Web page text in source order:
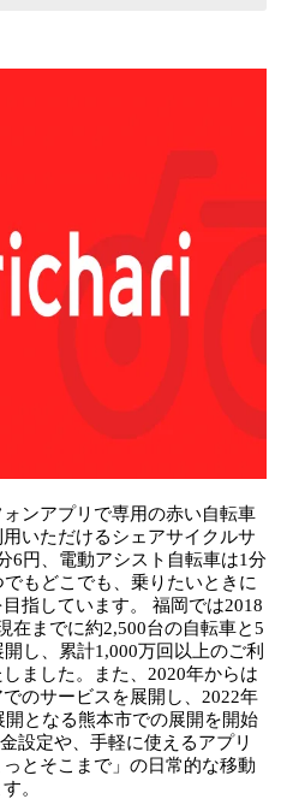
ンアプリで専用の赤い自転車
いただけるシェアサイクルサ
6円、電動アシスト自転車は1分
もどこでも、乗りたいときに
指しています。 福岡では2018
在までに約2,500台の自転車と5
し、累計1,000万回以上のご利
ました。また、2020年からは
のサービスを展開し、2022年
となる熊本市での展開を開始
設定や、手軽に使えるアプリ
とそこまで」の日常的な移動
。